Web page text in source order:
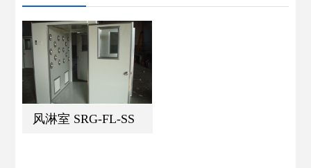
风淋室 SRG-FL-SS